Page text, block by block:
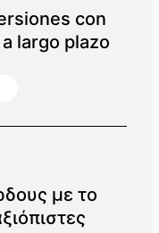
con
largo plazo
με το